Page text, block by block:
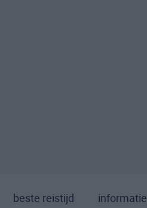
beste reistijd informatie